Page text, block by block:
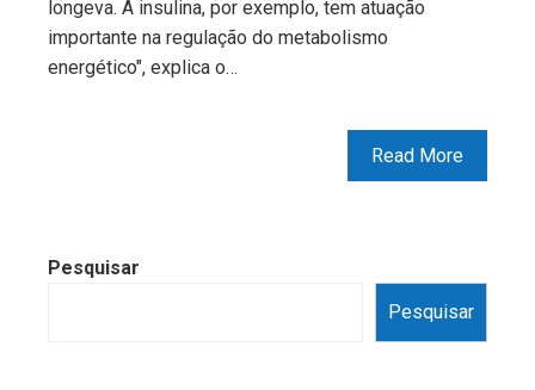
longeva. A insulina, por exemplo, tem atuação
importante na regulação do metabolismo
energético", explica o…
Read More
Pesquisar
Pesquisar